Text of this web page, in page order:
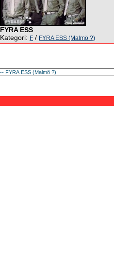
FYRA ESS
Kategori: F / FYRA ESS (Malmö ?)